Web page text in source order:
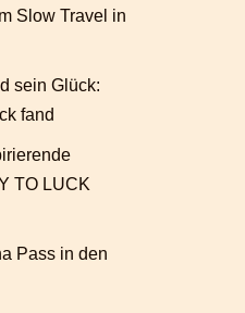
Slow Travel in
sein Glück:
fand
TO LUCK
Pass in den